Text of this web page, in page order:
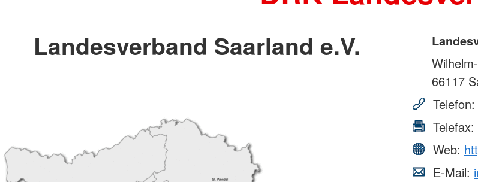
Landesverband Saarland e.V.
66117
Telefon:
Telefax:
Web:
E-Mail: